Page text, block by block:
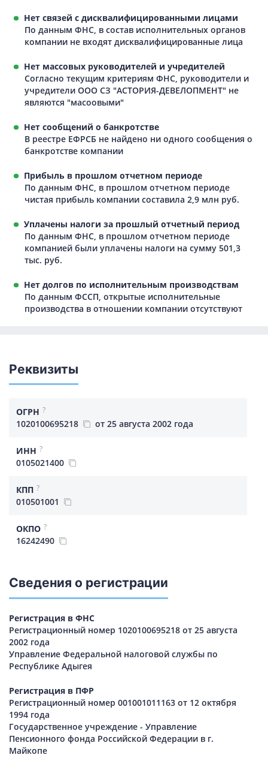
Нет связей с дисквалифицированными лицами
По данным ФНС, в состав исполнительных органов
компании не входят дисквалифицированные лица
Нет массовых руководителей и учредителей
Согласно текущим критериям ФНС, руководители и
учредители ООО СЗ "АСТОРИЯ-ДЕВЕЛОПМЕНТ" не
являются "масоовыми"
Нет сообщений о банкротстве
В реестре ЕФРСБ не найдено ни одного сообщения о
банкротстве компании
Прибыль в прошлом отчетном периоде
По данным ФНС, в прошлом отчетном периоде
чистая прибыль компании составила 2,9 млн руб.
Уплачены налоги за прошлый отчетный период
По данным ФНС, в прошлом отчетном периоде
компанией были уплачены налоги на сумму 501,3
тыс. руб.
Нет долгов по исполнительным производствам
По данным ФССП, открытые исполнительные
производства в отношении компании отсутствуют
Реквизиты
ОГРН ?
1020100695218 от 25 августа 2002 года
ИНН ?
0105021400
КПП ?
010501001
ОКПО ?
16242490
Сведения о регистрации
Регистрация в ФНС
Регистрационный номер 1020100695218 от 25 августа
2002 года
Управление Федеральной налоговой службы по
Республике Адыгея
Регистрация в ПФР
Регистрационный номер 001001011163 от 12 октября
1994 года
Государственное учреждение - Управление
Пенсионного фонда Российской Федерации в г.
Майкопе